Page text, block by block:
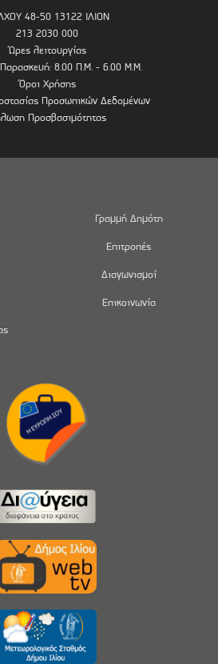
48-50 13122 ΙΛΙΟΝ
213 2030 000
Ώρες λειτουργίας
8.00 Π.Μ. - 6.00 Μ.Μ.
Όροι Χρήσης
Προσωπικών Δεδομένων
Προσβασιμότητας
Γραμμή Δημότη
Επιτροπές
Διαγωνισμοί
Επικοινωνία